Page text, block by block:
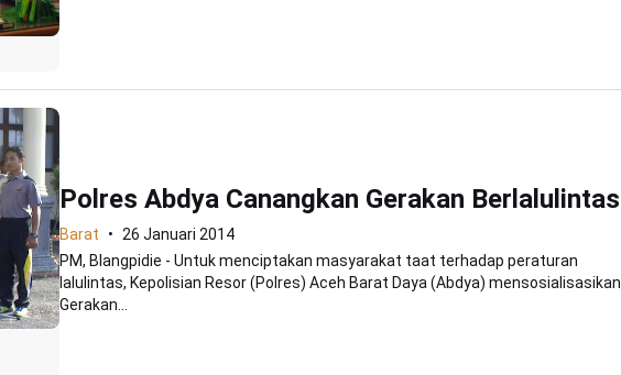
Polres Abdya Canangkan Gerakan Berlalulintas
Barat
26 Januari 2014
PM, Blangpidie - Untuk menciptakan masyarakat taat terhadap peraturan
lalulintas, Kepolisian Resor (Polres) Aceh Barat Daya (Abdya) mensosialisasikan
Gerakan...